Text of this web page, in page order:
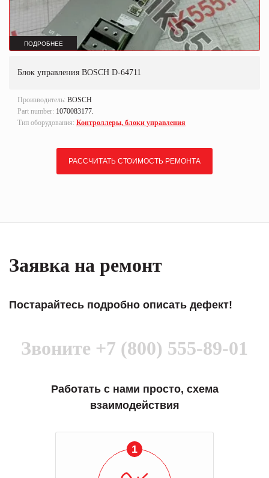
ПОДРОБНЕЕ
Блок управления BOSCH D-64711
Производитель: BOSCH
Part number: 1070083177.
Тип оборудования: Контроллеры, блоки управления
РАССЧИТАТЬ СТОИМОСТЬ РЕМОНТА
Заявка на ремонт
Постарайтесь подробно описать дефект!
Звоните +7 (800) 555-89-01
Работать с нами просто, схема
взаимодействия
1